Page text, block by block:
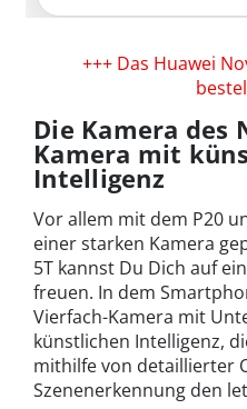
+++ Das Huawei
Die Kamera des
Kamera mit
Intelligenz
Vor allem mit dem P20
einer starken Kamera
5T kannst Du Dich auf
freuen. In dem
Vierfach-Kamera mit
künstlichen Intelligenz,
mithilfe von detaillierter
Szenenerkennung den